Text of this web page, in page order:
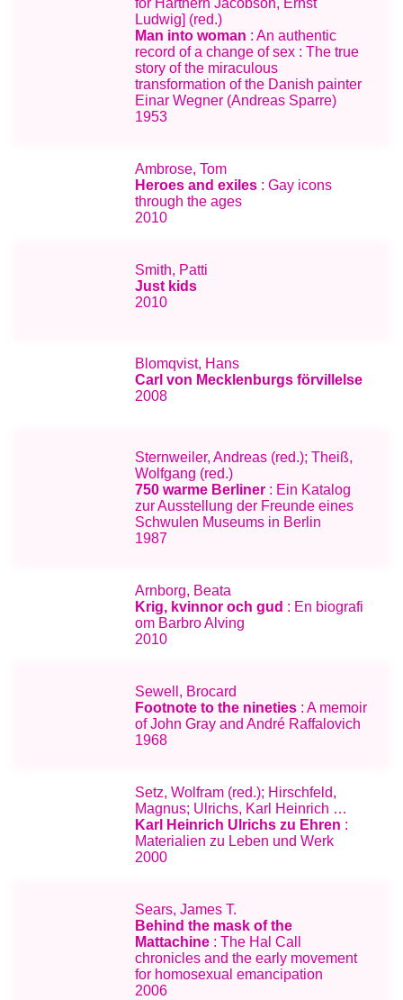
för Harthern Jacobson, Ernst
Ludwig] (red.)
Man into woman : An authentic
record of a change of sex : The true
story of the miraculous
transformation of the Danish painter
Einar Wegner (Andreas Sparre)
1953
Ambrose, Tom
Heroes and exiles : Gay icons
through the ages
2010
Smith, Patti
Just kids
2010
Blomqvist, Hans
Carl von Mecklenburgs förvillelse
2008
Sternweiler, Andreas (red.); Theiß,
Wolfgang (red.)
750 warme Berliner : Ein Katalog
zur Ausstellung der Freunde eines
Schwulen Museums in Berlin
1987
Arnborg, Beata
Krig, kvinnor och gud : En biografi
om Barbro Alving
2010
Sewell, Brocard
Footnote to the nineties : A memoir
of John Gray and André Raffalovich
1968
Setz, Wolfram (red.); Hirschfeld,
Magnus; Ulrichs, Karl Heinrich …
Karl Heinrich Ulrichs zu Ehren :
Materialien zu Leben und Werk
2000
Sears, James T.
Behind the mask of the
Mattachine : The Hal Call
chronicles and the early movement
for homosexual emancipation
2006